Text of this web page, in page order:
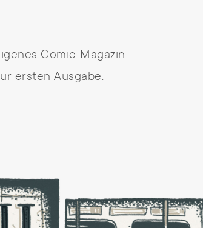
Comic-Magazin
ersten Ausgabe.